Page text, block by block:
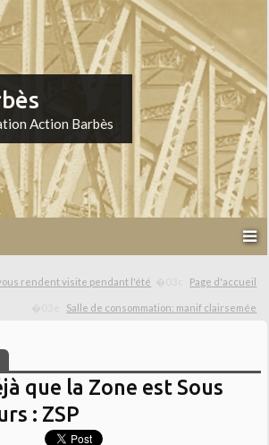
Action Barbès
rendent visite pendant l'été Page d'accueil
Salle de consommation: manif clairsemée
que la Zone est Sous
: ZSP